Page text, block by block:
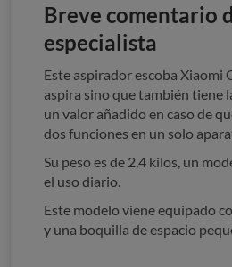
Breve comentario
especialista
Este aspirador escoba Xiaomi
aspira sino que también tiene
un valor añadido en caso de
dos funciones en un solo
Su peso es de 2,4 kilos, un
el uso diario.
Este modelo viene equipado
y una boquilla de espacio